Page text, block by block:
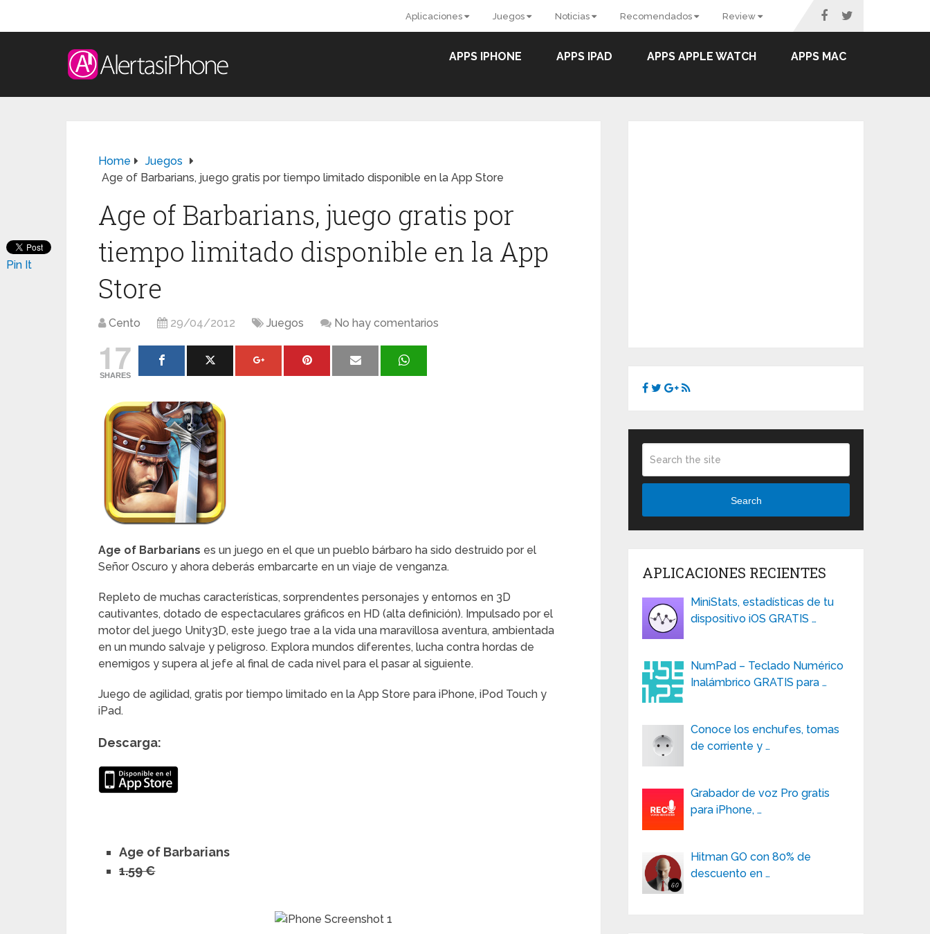
Aplicaciones Juegos Noticias Recomendados Review
APPS IPHONE APPS IPAD APPS APPLE WATCH APPS MAC
Home
Juegos
Age of Barbarians, juego gratis por tiempo limitado disponible en la App Store
Age of Barbarians, juego gratis por
tiempo limitado disponible en la App
Store
Cento 29/04/2012 Juegos No hay comentarios
17
SHARES
Age of Barbarians es un juego en el que un pueblo bárbaro ha sido destruido por el
Señor Oscuro y ahora deberás embarcarte en un viaje de venganza.
Repleto de muchas características, sorprendentes personajes y entornos en 3D
cautivantes, dotado de espectaculares gráficos en HD (alta definición). Impulsado por el
motor del juego Unity3D, este juego trae a la vida una maravillosa aventura, ambientada
en un mundo salvaje y peligroso. Explora mundos diferentes, lucha contra hordas de
enemigos y supera al jefe al final de cada nivel para el pasar al siguiente.
Juego de agilidad, gratis por tiempo limitado en la App Store para iPhone, iPod Touch y
iPad.
Descarga:
Age of Barbarians
1.59 €
Pin It
Search
APLICACIONES RECIENTES
MiniStats, estadísticas de tu
dispositivo iOS GRATIS …
NumPad – Teclado Numérico
Inalámbrico GRATIS para …
Conoce los enchufes, tomas
de corriente y …
Grabador de voz Pro gratis
para iPhone, …
Hitman GO con 80% de
descuento en …